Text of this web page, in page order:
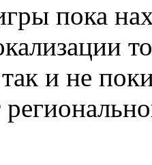
пока
так и не